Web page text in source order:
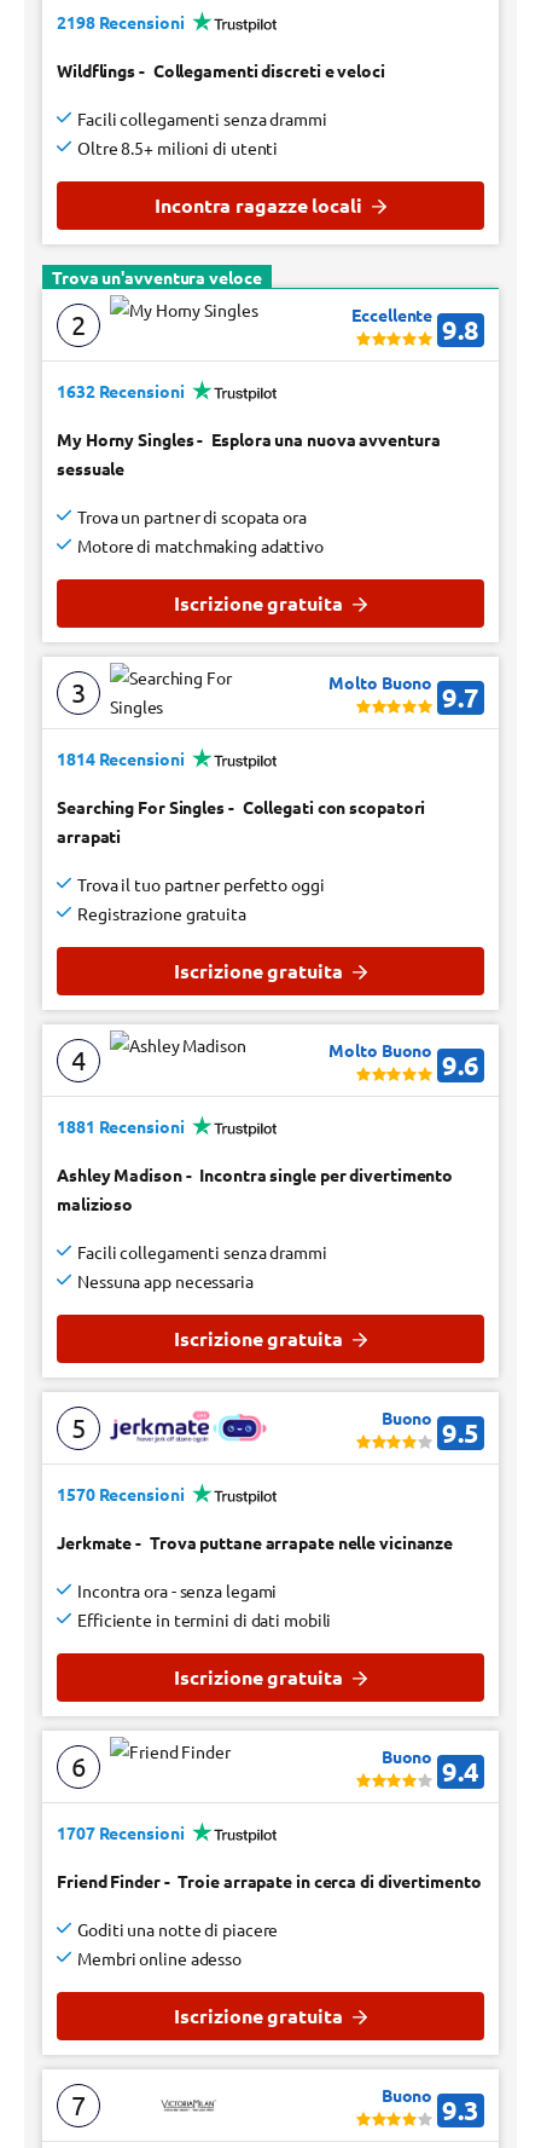
2198 Recensioni
Wildflings- Collegamenti discreti e veloci
Facili collegamenti senza drammi
Oltre 8.5+ milioni di utenti
Incontra ragazze locali
Trova un'avventura veloce
2
1632 Recensioni
My Horny Singles- Esplora una nuova avventura
sessuale
Trova un partner di scopata ora
Motore di matchmaking adattivo
Eccellente 9.8
Iscrizione gratuita
3
1814 Recensioni
Searching For Singles- Collegati con scopatori
arrapati
Trova il tuo partner perfetto oggi
Registrazione gratuita
Molto Buono 9.7
Iscrizione gratuita
4
1881 Recensioni
Ashley Madison- Incontra single per divertimento
malizioso
Facili collegamenti senza drammi
Nessuna app necessaria
Molto Buono 9.6
Iscrizione gratuita
5
1570 Recensioni
Jerkmate- Trova puttane arrapate nelle vicinanze
Incontra ora - senza legami
Efficiente in termini di dati mobili
Buono 9.5
Iscrizione gratuita
6
1707 Recensioni
Friend Finder- Troie arrapate in cerca di divertimento
Goditi una notte di piacere
Membri online adesso
Buono 9.4
Iscrizione gratuita
7 Buono 9.3